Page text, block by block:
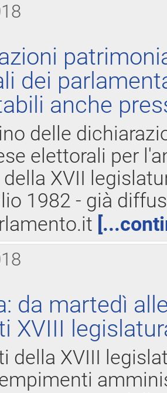
dei
anche
delle
elettorali per
XVII
1982 - già
da martedì
XVIII
della XVIII